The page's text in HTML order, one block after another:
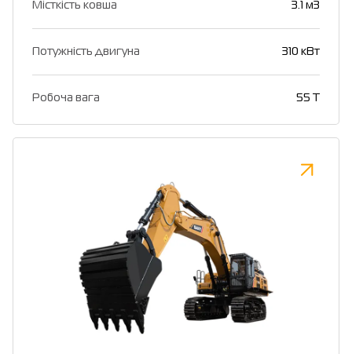
Місткість ковша 3.1 м3
Потужність двигуна 310 кВт
Робоча вага 55 Т